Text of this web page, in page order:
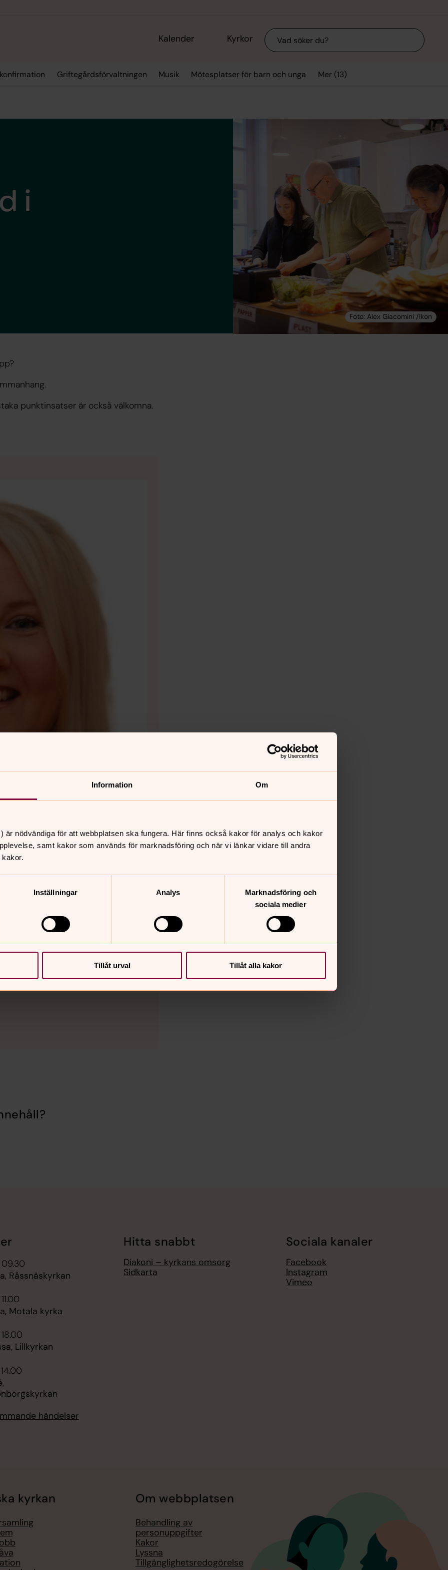
Information Om
är nödvändiga för att webbplatsen ska fungera. Här finns också kakor för analys och kakor
samt kakor som används för marknadsföring och när vi länkar vidare till andra
Inställningar Analys
Marknadsföring och
sociala medier
Tillåt urval Tillåt alla kakor
Kalender Kyrkor Sök
Griftegårdsförvaltningen Musik Mötesplatser för barn och unga Mer (13)
i
punktinsatser är också välkomna.
Råssnäskyrkan
Motala kyrka
Lillkyrkan
händelser
Hitta snabbt
Diakoni – kyrkans omsorg
Sidkarta
Sociala kanaler
Facebook
Instagram
Vimeo
kyrkan Om webbplatsen
Behandling av
personuppgifter
Kakor
Lyssna
Tillgänglighetsredogörelse